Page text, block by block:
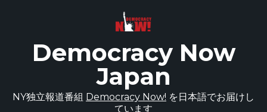
Democracy Now
Japan
NY独立報道番組 Democracy Now! を日本語でお届けし
ています